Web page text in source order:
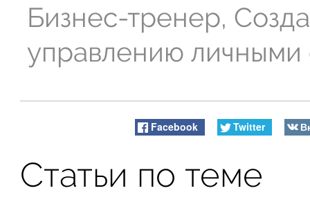
Бизнес-тренер,
управлению
Facebook Twitter
Статьи по теме